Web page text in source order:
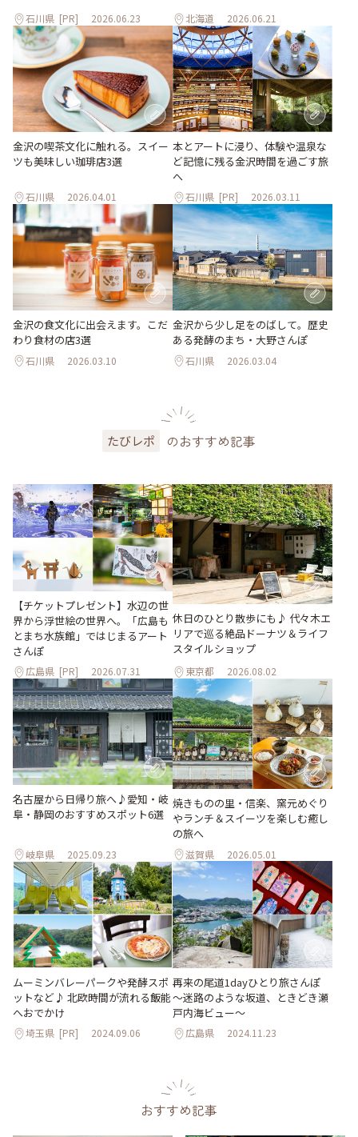
石川県 [PR] 2026.06.23 北海道 2026.06.21
金沢の喫茶文化に触れる。スイー
ツも美味しい珈琲店3選
石川県 2026.04.01
本とアートに浸り、体験や温泉な
ど記憶に残る金沢時間を過ごす旅
へ
石川県 [PR] 2026.03.11
金沢の食文化に出会えます。こだ
わり食材の店3選
石川県 2026.03.10
金沢から少し足をのばして。歴史
ある発酵のまち・大野さんぽ
石川県 2026.03.04
たびレポ のおすすめ記事
【チケットプレゼント】水辺の世
界から浮世絵の世界へ。「広島も
とまち水族館」ではじまるアート
さんぽ
広島県 [PR] 2026.07.31
休日のひとり散歩にも♪ 代々木エ
リアで巡る絶品ドーナツ＆ライフ
スタイルショップ
東京都 2026.08.02
名古屋から日帰り旅へ♪愛知・岐
阜・静岡のおすすめスポット6選
岐阜県 2025.09.23
焼きものの里・信楽、窯元めぐり
やランチ＆スイーツを楽しむ癒し
の旅へ
滋賀県 2026.05.01
ムーミンバレーパークや発酵スポ
ットなど♪ 北欧時間が流れる飯能
へおでかけ
埼玉県 [PR] 2024.09.06
再来の尾道1dayひとり旅さんぽ
～迷路のような坂道、ときどき瀬
戸内海ビュー～
広島県 2024.11.23
おすすめ記事